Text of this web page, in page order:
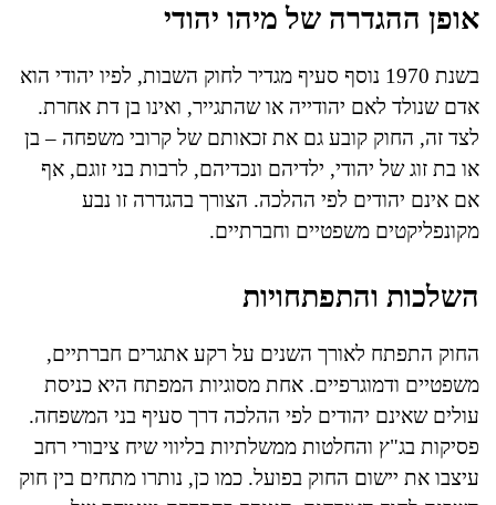
אופן ההגדרה של מיהו יהודי
בשנת 1970 נוסף סעיף מגדיר לחוק השבות, לפיו יהודי הוא
אדם שנולד לאם יהודייה או שהתגייר, ואינו בן דת אחרת.
לצד זה, החוק קובע גם את זכאותם של קרובי משפחה – בן
או בת זוג של יהודי, ילדיהם ונכדיהם, לרבות בני זוגם, אף
אם אינם יהודים לפי ההלכה. הצורך בהגדרה זו נבע
מקונפליקטים משפטיים וחברתיים.
השלכות והתפתחויות
החוק התפתח לאורך השנים על רקע אתגרים חברתיים,
משפטיים ודמוגרפיים. אחת מסוגיות המפתח היא כניסת
עולים שאינם יהודים לפי ההלכה דרך סעיף בני המשפחה.
פסיקות בג"ץ והחלטות ממשלתיות בליווי שיח ציבורי רחב
עיצבו את יישום החוק בפועל. כמו כן, נותרו מתחים בין חוק